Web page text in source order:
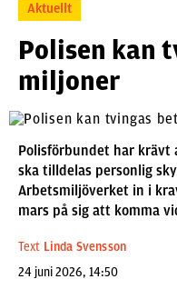
Aktuellt
Polisen kan
miljoner
Polisförbundet har
ska tilldelas personlig
Arbetsmiljöverket in i
mars på sig att komma
Text Linda Svensson
24 juni 2026, 14:50